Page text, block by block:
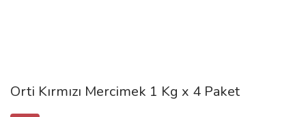
Orti Kırmızı Mercimek 1 Kg x 4 Paket